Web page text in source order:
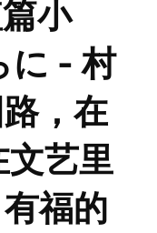
小
に - 村
，在
艺里
福的